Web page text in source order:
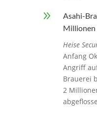
9
Asahi-
Millionen
Heise
Anfang
Angriff
Brauerei
2